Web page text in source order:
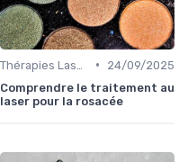
•
24/09/2025
Comprendre le traitement au
laser pour la rosacée